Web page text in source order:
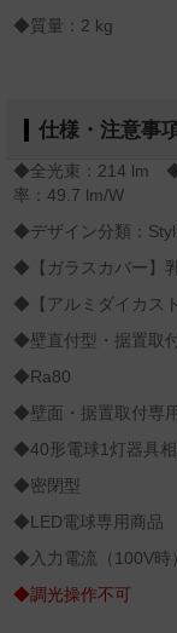
◆質量：2 kg
仕様・注意事
◆全光束：214 lm
率：49.7 lm/W
◆デザイン分類：
◆【ガラスカバー】
◆【アルミダイカス
◆壁直付型・据置取
◆Ra80
◆壁面・据置取付専用
◆40形電球1灯器具相
◆密閉型
◆LED電球専用商品
◆入力電流（100V時
◆調光操作不可